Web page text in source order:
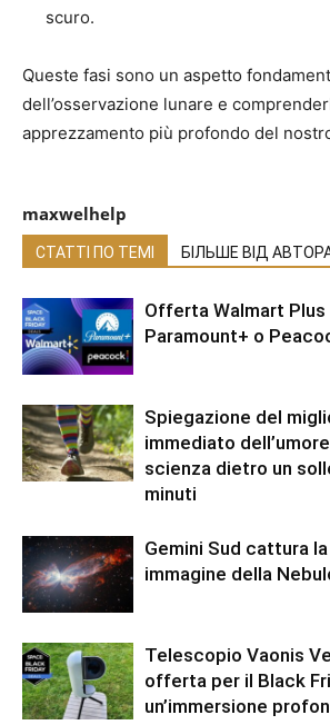
scuro.
Queste fasi sono un aspetto
dell’osservazione lunare e
apprezzamento più profondo del
maxwelhelp
СТАТТІ ПО ТЕМІ БІЛЬШЕ ВІД
Offerta Walmart Plus
Paramount+ o
Spiegazione del
immediato
scienza dietro un
minuti
Gemini Sud cattura
immagine della
Telescopio Vaonis
offerta per il Black
un’immersione